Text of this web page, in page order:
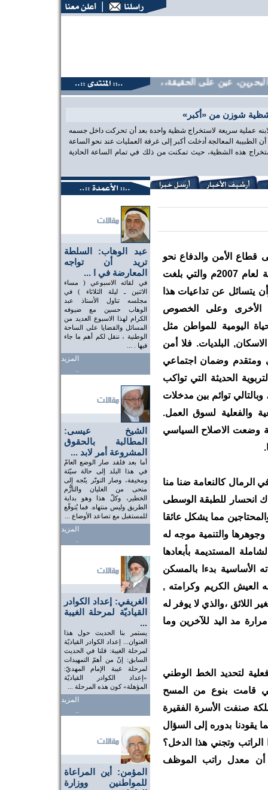
عين على الحقيقة،، منتديات البحرين، عين على
شوزن من «أكبر»
عملية سريعة لاستخراج شظية واحدة بعد أن تحركت داخل جسمه
المعالجة أدخلت أكبر إلى غرفة العمليات عند نحو الساعة
هذه الشظية، حيث تمكنت من ذلك في تمام الساعة الحادية
عبد الوهاب: السلطة
تريد أن تواجه
المعارضة في ا ...
في لقائه الاسبوعي ( مساء
الاثنين ـ ليلة الثلاثاء ) في
مجلسه تناول الأستاذ عبد
الوهاب حسين مع ضيوفه
الكرام لهذا الاسبوع العديد من
المسائل والقضايا على الساحة
الوطنية ، ننقل لكم أهم ما جاء
فيها . ...
المزيد
..
الشيخ عيسى:
المطالبة بالحقوق
المشروعة أمر لابد ...
أما بعد فلقد صار الوضع العامّ
في هذا البلد إلى حالة سيّئة
ومخيفة، وصار التوتّر يتّجه إلى
منحى من الغليان والتأزُّم
الخطير، وكلّ هذا وهو بداية
الطريق وليس منتهاه. فما يُتوقّع
للمستقبل مع تصاعد الأوضاع ...
المزيد
..
الغريفي: إعداد الكوادر
القياديّة لمرحلة الغيبة
...
يستمر بنا الحديث حول هذا
العنوان... إعداد الكوادر القياديّة
لمرحلة الغيبة: قلنا في الحديث
السابق: إنّ من أهمّ التمهيدات
لمرحلة غيبة الإمام المهديّ:
«إعداد الكوادر القياديّة
المؤهلة» كون هذه المرحلة ...
المزيد
..
المؤمن: أين المراعاة
للمواطنين ووزارة
الأمن والدفاع نحو
ربع مجموع موازنات السنة المالية لعام 2007م والتي بلغت
وأن يتسائل عن تداعيات هذا
الأخرى وعلى الخصوص
اليومية للمواطن مثل
الاسكان, البلديات. فلا أمن
وضمان اجتماعي
الحديثة التي تواكب
توائم بين مدخلات
والفعلية لسوق العمل.
وضعت الاصلاح السياسي
الرمال كالنعامة ضنا منا
انحسار للطبقة الوسطى
مما يشكل عائقا
والتنمية موجه له
المستديمة بأبعادها
الأساسية بدءا بالمسكن
العيش الكريم وكرامته ,
اللائق ،والذي لا يوفر له
مد اليد للآخرين وما
لتحديد الخط الوطني
قامت بنوع من المسح
صنفت الأسرة الفقيرة
مما يقودنا بدوره إلى السؤال
الراتب وتجني هذا الدخل؟
أن معدل راتب الموظف